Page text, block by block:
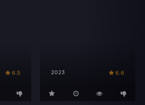
6.5 2023 6.6